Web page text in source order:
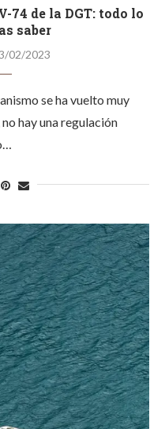
de la DGT: todo lo
saber
02/2023
se ha vuelto muy
hay una regulación